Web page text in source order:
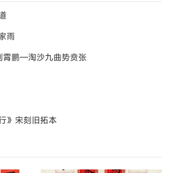
雨
霄鹏—淘沙九曲势贲张
》宋刻旧拓本